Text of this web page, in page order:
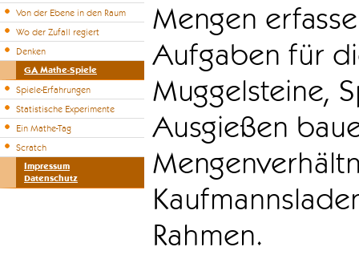
Von der Ebene in den Raum
Wo der Zufall regiert
Denken
GA Mathe-Spiele
Spiele-Erfahrungen
Statistische Experimente
Ein Mathe-Tag
Scratch
Impressum
Datenschutz
Mengen
Aufgaben für
Muggelsteine,
Ausgießen
Rahmen.